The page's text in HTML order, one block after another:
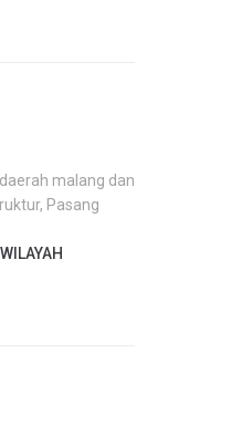
malang dan
Pasang